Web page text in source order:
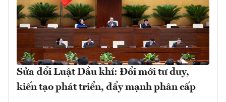
Sửa đổi Luật Dầu khí: Đổi mới tư duy,
kiến tạo phát triển, đẩy mạnh phân cấp